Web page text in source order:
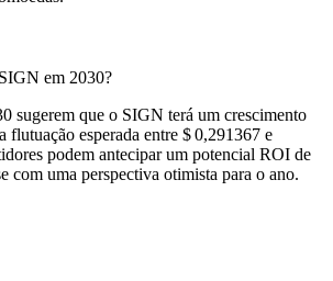
em 2030?
sugerem que o SIGN terá um crescimento
esperada entre $ 0,291367 e
podem antecipar um potencial ROI de
com uma perspectiva otimista para o ano.